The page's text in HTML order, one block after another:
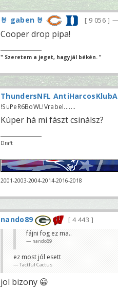
🤘 gaben 🤘 9 056 —
Cooper drop pipa!
" Szeretem a jeget, hagyjál békén. "
ThundersNFL
!SuPeR6BoWL!Vrabel.......
Kúper há mi fászt csinálsz?
Draft
2001-2003-2004-2014-2016-2018
nando89
4 443
fájni fog ez ma..
nando89
ez most jól esett
Tactful Cactus
jol bizony 😀